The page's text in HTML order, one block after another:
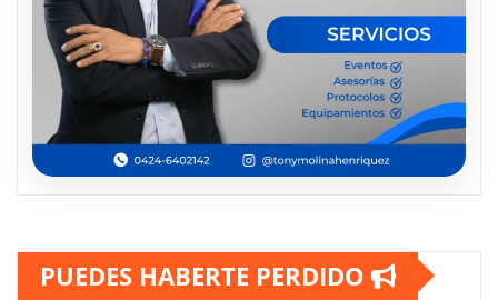
PUEDES HABERTE PERDIDO